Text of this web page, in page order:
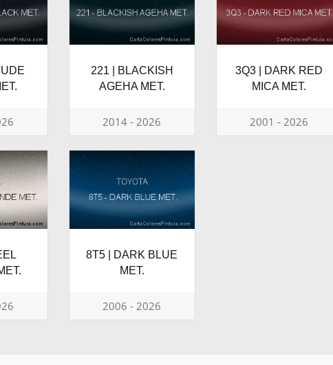
221 | BLACKISH
AGEHA MET.
2014 - 2026
3Q3 | DARK RED
MICA MET.
2001 - 2026
8T5 | DARK BLUE
MET.
2006 - 2026